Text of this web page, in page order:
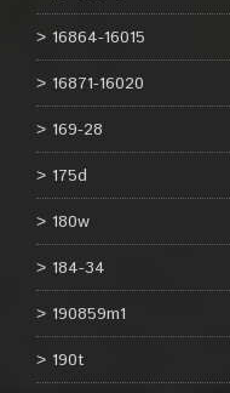
16864-16015
16871-16020
169-28
175d
180w
184-34
190859m1
190t